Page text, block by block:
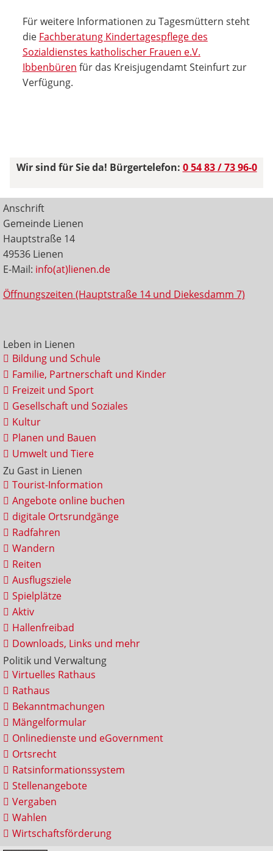
Für weitere Informationen zu Tagesmüttern steht
die Fachberatung Kindertagespflege des
Sozialdienstes katholischer Frauen e.V.
Ibbenbüren für das Kreisjugendamt Steinfurt zur
Verfügung.
Wir sind für Sie da! Bürgertelefon: 0 54 83 / 73 96-0
Anschrift
Gemeinde Lienen
Hauptstraße 14
49536 Lienen
E-Mail: info(at)lienen.de
Öffnungszeiten (Hauptstraße 14 und Diekesdamm 7)
Leben in Lienen
Bildung und Schule
Familie, Partnerschaft und Kinder
Freizeit und Sport
Gesellschaft und Soziales
Kultur
Planen und Bauen
Umwelt und Tiere
Zu Gast in Lienen
Tourist-Information
Angebote online buchen
digitale Ortsrundgänge
Radfahren
Wandern
Reiten
Ausflugsziele
Spielplätze
Aktiv
Hallenfreibad
Downloads, Links und mehr
Politik und Verwaltung
Virtuelles Rathaus
Rathaus
Bekanntmachungen
Mängelformular
Onlinedienste und eGovernment
Ortsrecht
Ratsinformationssystem
Stellenangebote
Vergaben
Wahlen
Wirtschaftsförderung